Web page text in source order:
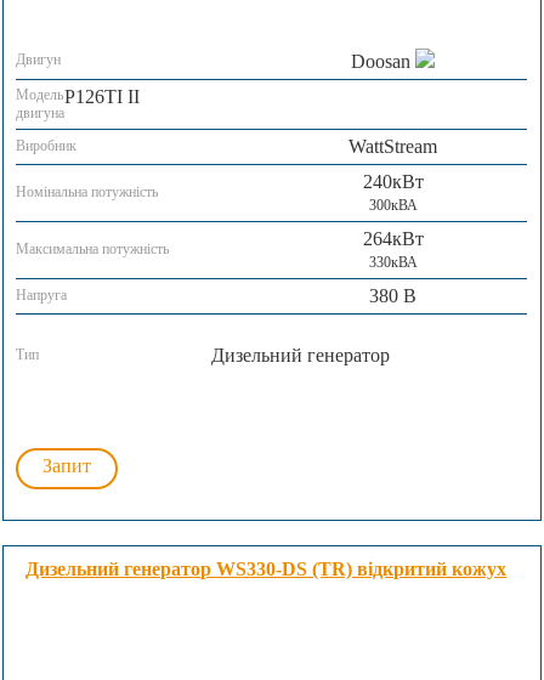
Двигун Doosan
Модель
двигуна
P126TI II
Виробник WattStream
Номінальна потужність 240кВт
300кВА
Максимальна потужність 264кВт
330кВА
Напруга
380 В
Тип Дизельний генератор
Запит
Дизельний генератор WS330-DS (TR) відкритий кожух